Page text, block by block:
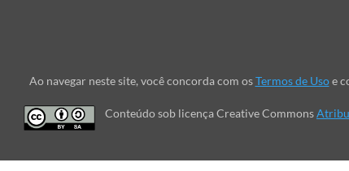
Ao navegar neste site, você concorda com osTermos de Usoe
Conteúdo sob licença Creative Commons